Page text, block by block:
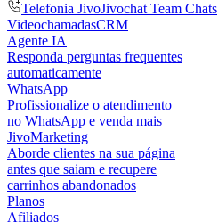
Telefonia JivoJivochat Team Chats
VideochamadasCRM
Agente IA
Responda perguntas frequentes
automaticamente
WhatsApp
Profissionalize o atendimento
no WhatsApp e venda mais
JivoMarketing
Aborde clientes na sua página
antes que saiam e recupere
carrinhos abandonados
Planos
Afiliados